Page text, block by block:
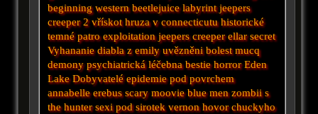
beginning western beetlejuice labyrint jeepers
creeper 2 vřískot hruza v connecticutu historické
temné patro exploitation jeepers creeper ellar secret
Vyhananie diabla z emilyuvězněni bolest mucq
demony psychiatrická léčebna bestie horror Eden
Lake Dobyvatelé epidemie pod povrchem
annabelle erebus scary moovie blue men zombii s
the hunter sexi podsirotek vernon hovor chuckyho